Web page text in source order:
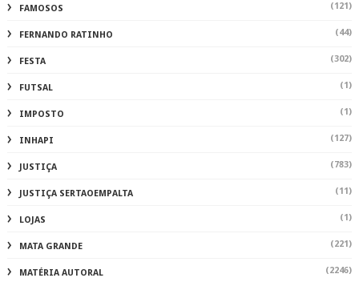
FAMOSOS (121)
FERNANDO RATINHO (44)
FESTA (302)
FUTSAL (1)
IMPOSTO (1)
INHAPI (127)
JUSTIÇA (783)
JUSTIÇA SERTAOEMPALTA (11)
LOJAS (1)
MATA GRANDE (221)
MATÉRIA AUTORAL (2246)